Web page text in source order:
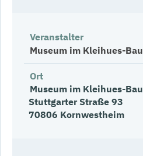
Veranstalter
Museum im Kleihues-Bau
Ort
Museum im Kleihues-Bau
Stuttgarter Straße 93
70806 Kornwestheim